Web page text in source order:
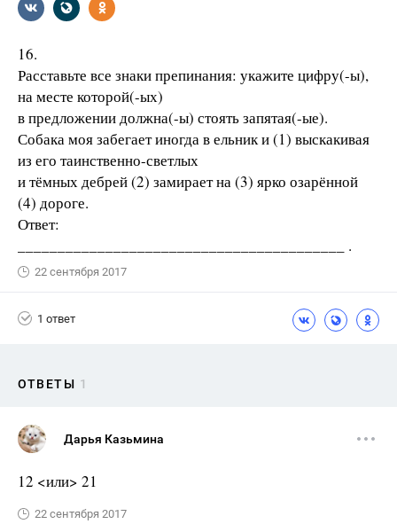
16.
Расставьте все знаки препинания: укажите цифру(-ы),
на месте которой(-ых)
в предложении должна(-ы) стоять запятая(-ые).
Собака моя забегает иногда в ельник и (1) выскакивая
из его таинственно-светлых
и тёмных дебрей (2) замирает на (3) ярко озарённой
(4) дороге.
Ответ:
_________________________________________ .
22 сентября 2017
1 ответ
ОТВЕТЫ 1
Дарья Казьмина
12 <или> 21
22 сентября 2017